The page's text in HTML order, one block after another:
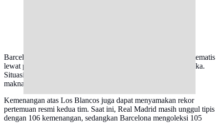
Barcelona belum pernah memastikan gelar La Liga secara matematis
lewat pertandingan El Clasico sepanjang sejarah rivalitas mereka.
Situasi itu membuat duel kontra Real Madrid kali ini memiliki
makna jauh lebih besar dibanding laga biasa.
Kemenangan atas Los Blancos juga dapat menyamakan rekor
pertemuan resmi kedua tim. Saat ini, Real Madrid masih unggul tipis
dengan 106 kemenangan, sedangkan Barcelona mengoleksi 105